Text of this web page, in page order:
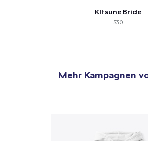
KItsune Bride
$30
Mehr Kampagnen